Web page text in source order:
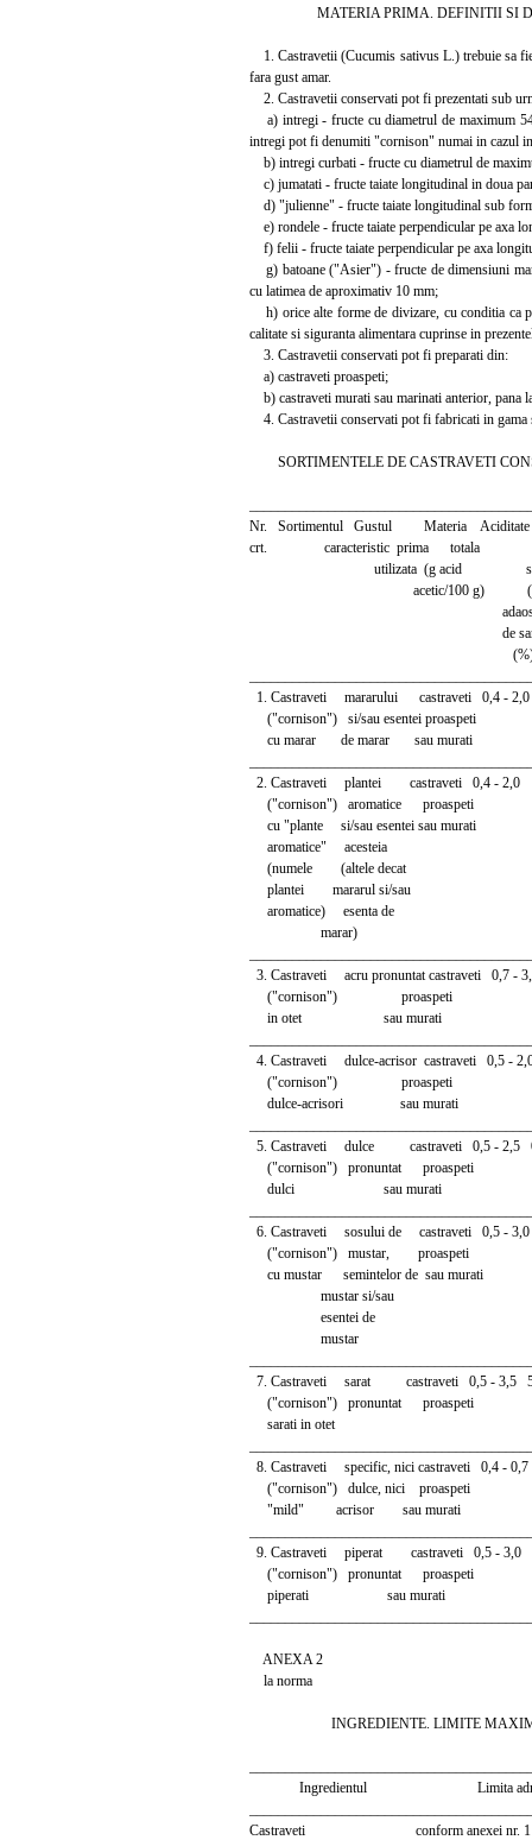
MATERIA PRIMA. DEFINITII SI
1. Castravetii (Cucumis sativus L.) trebuie sa
fara gust amar.
2. Castravetii conservati pot fi prezentati sub
a) intregi - fructe cu diametrul de maximum 54
intregi pot fi denumiti "cornison" numai in cazul
b) intregi curbati - fructe cu diametrul de
c) jumatati - fructe taiate longitudinal in doua
d) "julienne" - fructe taiate longitudinal sub
e) rondele - fructe taiate perpendicular pe axa
f) felii - fructe taiate perpendicular pe axa
g) batoane ("Asier") - fructe de dimensiuni
cu latimea de aproximativ 10 mm;
h) orice alte forme de divizare, cu conditia ca
calitate si siguranta alimentara cuprinse in
3. Castravetii conservati pot fi preparati din:
a) castraveti proaspeti;
b) castraveti murati sau marinati anterior, pana
4. Castravetii conservati pot fi fabricati in gama
SORTIMENTELE DE CASTRAVETI
Nr. Sortimentul Gustul Materia Aciditate
crt. caracteristic prima totala
utilizata (g acid
acetic/100 g)
de
1. Castraveti mararului castraveti 0,4 -
("cornison") si/sau esentei proaspeti
cu marar de marar sau murati
2. Castraveti plantei castraveti 0,4 -
("cornison") aromatice proaspeti
cu "plante si/sau esentei sau murati
aromatice" acesteia
(numele (altele decat
plantei mararul si/sau
aromatice) esenta de
marar)
3. Castraveti acru pronuntat castraveti 0,7
("cornison") proaspeti
in otet sau murati
4. Castraveti dulce-acrisor castraveti 0,5 -
("cornison") proaspeti
dulce-acrisori sau murati
5. Castraveti dulce castraveti 0,5 - 2,5
("cornison") pronuntat
dulci sau murati
6. Castraveti sosului de castraveti 0,5 -
("cornison") mustar, proaspeti
cu mustar semintelor de sau murati
mustar si/sau
esentei de
mustar
7. Castraveti sarat castraveti 0,5 - 3,5
("cornison") pronuntat proaspeti
sarati in otet
8. Castraveti specific, nici castraveti 0,4 -
("cornison") dulce, nici proaspeti
"mild" acrisor sau murati
9. Castraveti piperat castraveti 0,5 -
("cornison") pronuntat proaspeti
piperati sau murati
ANEXA 2
la norma
INGREDIENTE. LIMITE
Ingredientul Limita
Castraveti conform anexei nr. 1 la